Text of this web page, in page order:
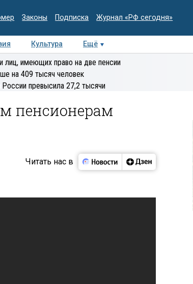
Законы Подписка Журнал «РФ сегодня»
Культура Ещё
Интервью Колумнисты
Деловая
лиц, имеющих право на две пенсии
на 409 тысяч человек
превысила 27,2 тысячи
пенсионерам
Читать нас в